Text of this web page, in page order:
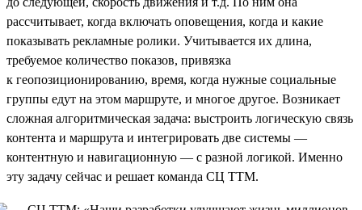
рассчитывает, когда включать оповещения, когда и какие
показывать рекламные ролики. Учитывается их длина,
требуемое количество показов, привязка
к геопозиционированию, время, когда нужные социальные
группы едут на этом маршруте, и многое другое. Возникает
сложная алгоритмическая задача: выстроить логическую связь
контента и маршрута и интегрировать две системы —
контентную и навигационную — с разной логикой. Именно
эту задачу сейчас и решает команда СЦ ТТМ.